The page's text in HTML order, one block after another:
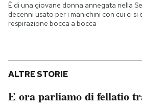
È di una giovane donna annegata nella
decenni usato per i manichini con cui ci si
respirazione bocca a bocca
ALTRE STORIE
E ora parliamo di fellatio